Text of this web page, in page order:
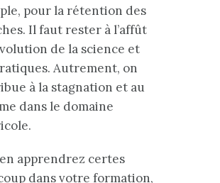
pour la rétention des
Il faut rester à l’affût
de la science et
Autrement, on
à la stagnation et au
dans le domaine
apprendrez certes
dans votre formation,